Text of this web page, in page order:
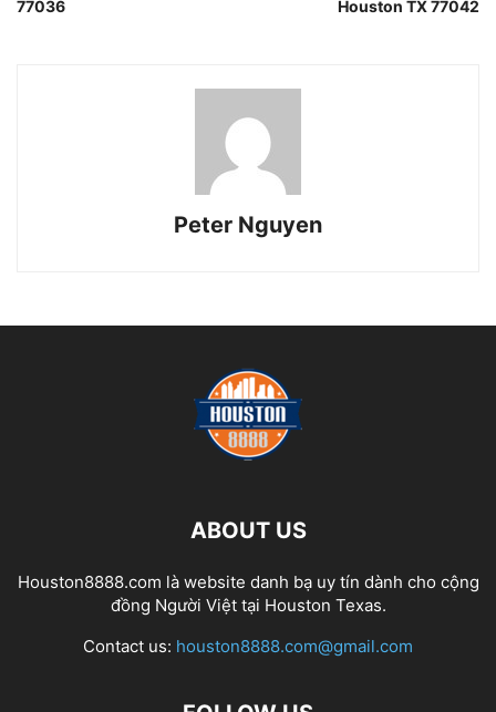
77036
Houston TX 77042
Peter Nguyen
ABOUT US
Houston8888.com là website danh bạ uy tín dành cho cộng
đồng Người Việt tại Houston Texas.
Contact us: houston8888.com@gmail.com